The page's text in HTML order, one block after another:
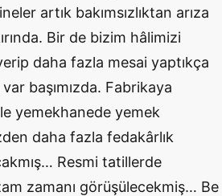
artık bakımsızlıktan arıza
Bir de bizim hâlimizi
daha fazla mesai yaptıkça
başımızda. Fabrikaya
yemekhanede yemek
daha fazla fedakârlık
Resmi tatillerde
zamanı görüşülecekmiş… Be